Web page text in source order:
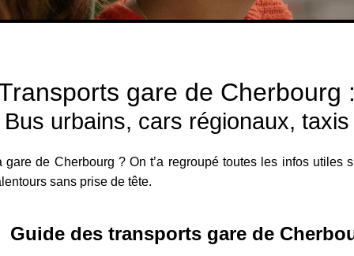
gare de Cherbourg
Bus urbains, cars régionaux, taxis
de Cherbourg ? On t’a regroupé toutes les infos utiles
sans prise de tête.
Guide des transports gare de